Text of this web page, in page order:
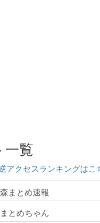
一覧
アクセスランキングはこ
まとめ速報
とめちゃん